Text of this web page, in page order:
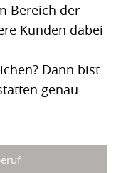
Bereich der
Kunden dabei
Dann bist
genau